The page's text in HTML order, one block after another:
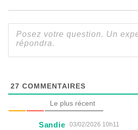
27 COMMENTAIRES
Le plus récent
Sandie 03/02/2026 10h11